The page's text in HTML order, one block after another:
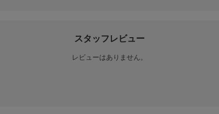
スタッフレビュー
レビューはありません。